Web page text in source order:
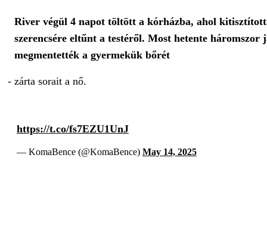
River végül 4 napot töltött a kórházba, ahol
szerencsére eltűnt a testéről. Most hetente
megmentették a gyermekük bőrét
- zárta sorait a nő.
https://t.co/fs7EZU1UnJ
— KomaBence (@KomaBence) May 14, 2025